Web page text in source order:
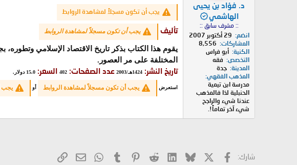
و
ء
د. فؤاد بن يحيى
الهاشمي
:: مشرف سابق ::
انضم
29 أكتوبر 2007
المشاركات
8,556
الكنية أبو فراس
التخصص
فقه
المدينة جدة
المذهب الفقهي
مدرسة ابن تيمية
الحنبلية لذا فالمذهب
عندنا شيء والراجح
شيء آخر تماماً!.
يجب أن تكون مسجلاً لمشاهدة الروابط
تأليف يجب أن تكون مسجلاً لمشاهدة الروابط
يقوم هذا الكتاب بذكر تاريخ الاقتصاد الإسلامي
المختلفة على مر العصور.
تاريخ النشر: 1424هـ/2003 عدد الصفحات: 402 السعر: 15.0 دولار.
استعرض يجب أن تكون مسجلاً لمشاهدة الروابط أو يجب
شارك: فيسبوك Bluesky
LinkedIn
Reddit
Pinterest
Tumblr
WhatsAppالبريد الإلكتروني